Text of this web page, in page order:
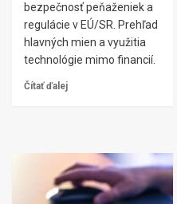
bezpečnosť peňaženiek a
regulácie v EÚ/SR. Prehľad
hlavných mien a využitia
technológie mimo financií.
Čítať ďalej